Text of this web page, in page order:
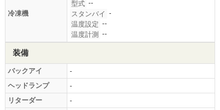
冷凍機
型式 --
スタンバイ -
温度設定 --
温度計測
--
装備
バックアイ
-
ヘッドランプ
-
リターダー
-